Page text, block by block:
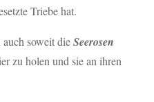
Triebe hat.
soweit dieSeerosen
zu holen und sie an ihren